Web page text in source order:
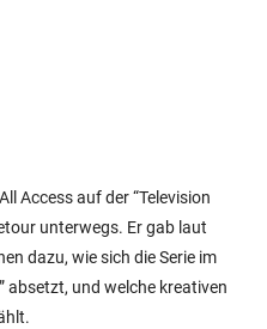
Access auf der “Television
unterwegs. Er gab laut
dazu, wie sich die Serie im
absetzt, und welche kreativen